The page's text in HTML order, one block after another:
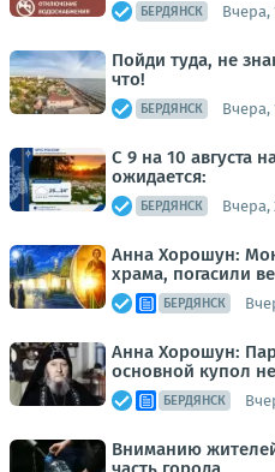
БЕРДЯНСК Вчера,
Пойди туда, не
что!
БЕРДЯНСК Вчера,
С 9 на 10 августа
ожидается:
БЕРДЯНСК Вчера,
Анна Хорошун:
храма, погасили
БЕРДЯНСК
Анна Хорошун:
основной купол
БЕРДЯНСК
Вниманию